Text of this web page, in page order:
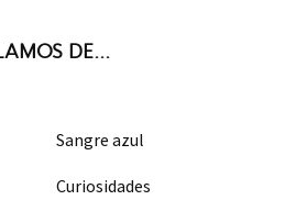
DE...
Sangre azul
Curiosidades